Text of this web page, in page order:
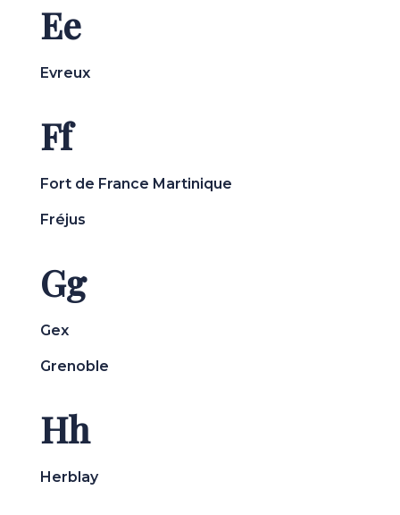
Ee
Evreux
Ff
Fort de France Martinique
Fréjus
Gg
Gex
Grenoble
Hh
Herblay